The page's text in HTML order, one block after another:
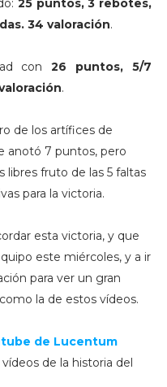
25 puntos, 3 rebotes,
34 valoración.
con26 puntos, 5/7
.
de los artífices de
anotó 7 puntos, pero
libres fruto de las 5 faltas
para la victoria.
esta victoria, y que
este miércoles, y a ir
para ver un gran
la de estos vídeos.
de Lucentum
de la historia del